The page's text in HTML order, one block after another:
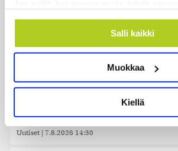
Kerätä tietoja
mahdollisesti muutaman metrin
ominaispiirteitä aktiivisesti
Lue lisää siitä, miten henkilötietojasi
suostumustasi tai peruuttaa sen milloin
evästeilmoituksessa.
Salli kaikki
Muokkaa
Kiellä
poliisi vetoaa kansalaisten
Uutiset | 7.8.2026 15:51
Ruokavirasto muuttaa rajoituksia
sikaruton tartuntavyöhykkeellä
Somejättejä vaaditaan vastuuseen
aiheuttamisesta
Uutiset | 7.8.2026 14:30